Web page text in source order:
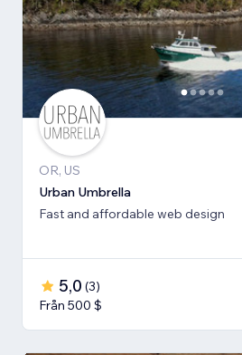
OR, US
Urban Umbrella
Fast and affordable web design
5,0 (3)
Från 500 $